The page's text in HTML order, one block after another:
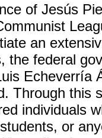
of Jesús
an
the federal
Echeverría
Through this
individuals
or